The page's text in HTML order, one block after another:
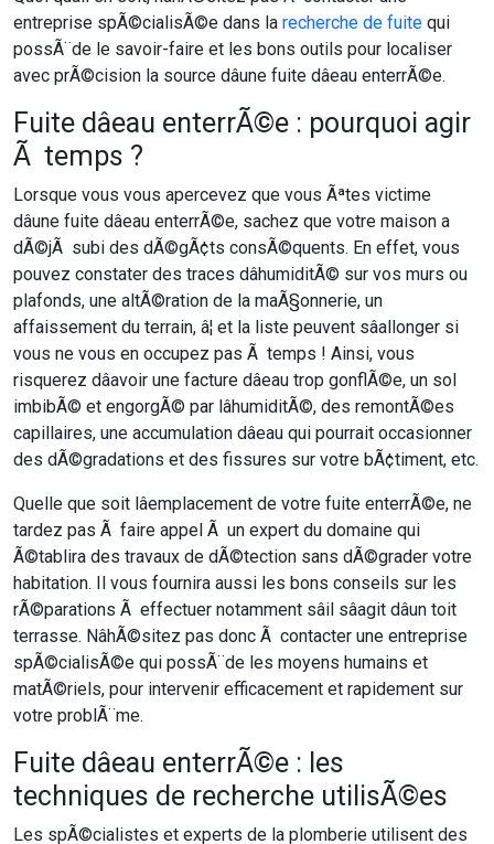
entreprise spÃ©cialisÃ©e dans la recherche de fuite qui
possÃ¨de le savoir-faire et les bons outils pour localiser
avec prÃ©cision la source dâune fuite dâeau enterrÃ©e.
Fuite dâeau enterrÃ©e : pourquoi agir
Ã temps ?
Lorsque vous vous apercevez que vous Ãªtes victime
dâune fuite dâeau enterrÃ©e, sachez que votre maison a
dÃ©jÃ subi des dÃ©gÃ¢ts consÃ©quents. En effet, vous
pouvez constater des traces dâhumiditÃ© sur vos murs ou
plafonds, une altÃ©ration de la maÃ§onnerie, un
affaissement du terrain, â¦ et la liste peuvent sâallonger si
vous ne vous en occupez pas Ã temps ! Ainsi, vous
risquerez dâavoir une facture dâeau trop gonflÃ©e, un sol
imbibÃ© et engorgÃ© par lâhumiditÃ©, des remontÃ©es
capillaires, une accumulation dâeau qui pourrait occasionner
des dÃ©gradations et des fissures sur votre bÃ¢timent, etc.
Quelle que soit lâemplacement de votre fuite enterrÃ©e, ne
tardez pas Ã faire appel Ã un expert du domaine qui
Ã©tablira des travaux de dÃ©tection sans dÃ©grader votre
habitation. Il vous fournira aussi les bons conseils sur les
rÃ©parations Ã effectuer notamment sâil sâagit dâun toit
terrasse. NâhÃ©sitez pas donc Ã contacter une entreprise
spÃ©cialisÃ©e qui possÃ¨de les moyens humains et
matÃ©riels, pour intervenir efficacement et rapidement sur
votre problÃ¨me.
Fuite dâeau enterrÃ©e : les
techniques de recherche utilisÃ©es
Les spÃ©cialistes et experts de la plomberie utilisent des